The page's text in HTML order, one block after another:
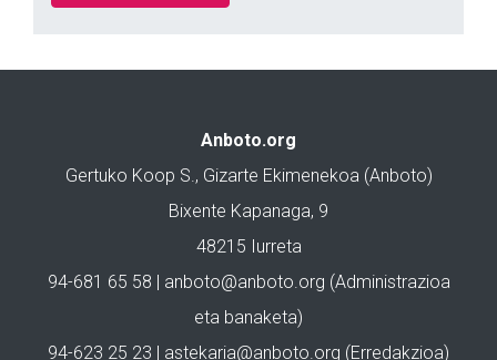
Anboto.org
Gertuko Koop S., Gizarte Ekimenekoa (Anboto)
Bixente Kapanaga, 9
48215 Iurreta
94-681 65 58 | anboto@anboto.org (Administrazioa
eta banaketa)
94-623 25 23 | astekaria@anboto.org (Erredakzioa)